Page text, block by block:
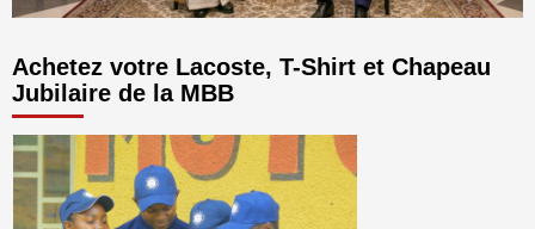
Achetez votre Lacoste, T-Shirt et Chapeau
Jubilaire de la MBB